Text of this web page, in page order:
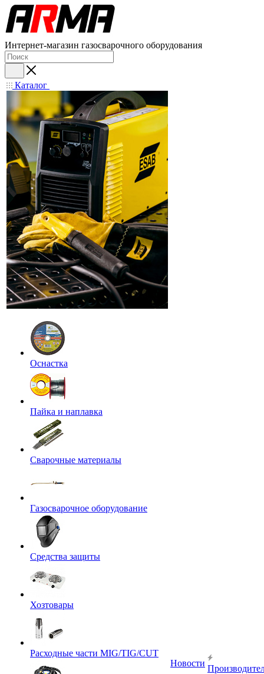
Интернет-магазин газосварочного оборудования
Каталог
Оснастка
Пайка и наплавка
Сварочные материалы
Газосварочное оборудование
Средства защиты
Хозтовары
Расходные части MIG/TIG/CUT
Новости